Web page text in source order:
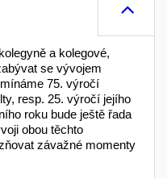
a kolegové,
se vývojem
75. výročí
resp. 25. výročí jejího
roku bude ještě řada
obou těchto
závažné momenty